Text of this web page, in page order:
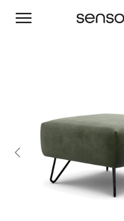
POUFL 70 cmxH48 cm